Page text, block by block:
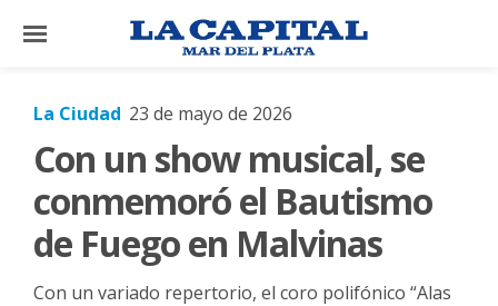
×
El
El
Mundo
La
La Ciudad 23 de mayo de 2026
Con un show musical, se
conmemoró el Bautismo
de Fuego en Malvinas
Con un variado repertorio, el coro polifónico “Alas